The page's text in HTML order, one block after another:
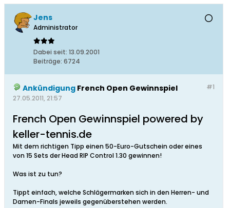
Jens
Administrator
Dabei seit: 13.09.2001
Beiträge: 6724
#1
Ankündigung French Open Gewinnspiel
27.05.2011, 21:57
French Open Gewinnspiel powered by
keller-tennis.de
Mit dem richtigen Tipp einen 50-Euro-Gutschein oder eines
von 15 Sets der Head RIP Control 1.30 gewinnen!
Was ist zu tun?
Tippt einfach, welche Schlägermarken sich in den Herren- und
Damen-Finals jeweils gegenüberstehen werden.